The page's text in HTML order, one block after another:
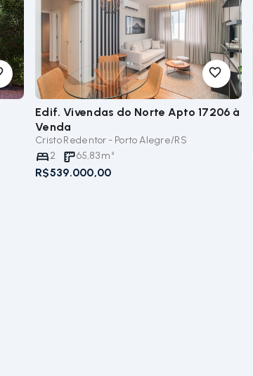
Edif. Vivendas do Norte Apto 17206 à
Venda
Cristo Redentor - Porto Alegre/RS
2
65,83m²
R$539.000,00